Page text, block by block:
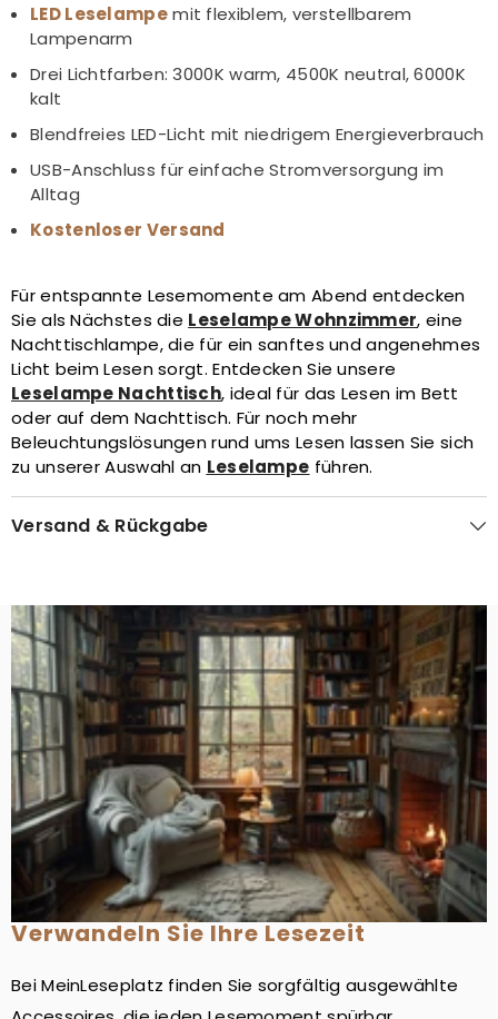
LED Leselampemit flexiblem, verstellbarem
Lampenarm
Drei Lichtfarben: 3000K warm, 4500K neutral, 6000K
kalt
Blendfreies LED-Licht mit niedrigem Energieverbrauch
USB-Anschluss für einfache Stromversorgung im
Alltag
Kostenloser Versand
Für entspannte Lesemomente am Abend entdecken
Sie als Nächstes die Leselampe Wohnzimmer, eine
Nachttischlampe, die für ein sanftes und angenehmes
Licht beim Lesen sorgt. Entdecken Sie unsere
Leselampe Nachttisch, ideal für das Lesen im Bett
oder auf dem Nachttisch. Für noch mehr
Beleuchtungslösungen rund ums Lesen lassen Sie sich
zu unserer Auswahl an Leselampe führen.
Versand & Rückgabe
Verwandeln Sie Ihre Lesezeit
Bei MeinLeseplatz finden Sie sorgfältig ausgewählte